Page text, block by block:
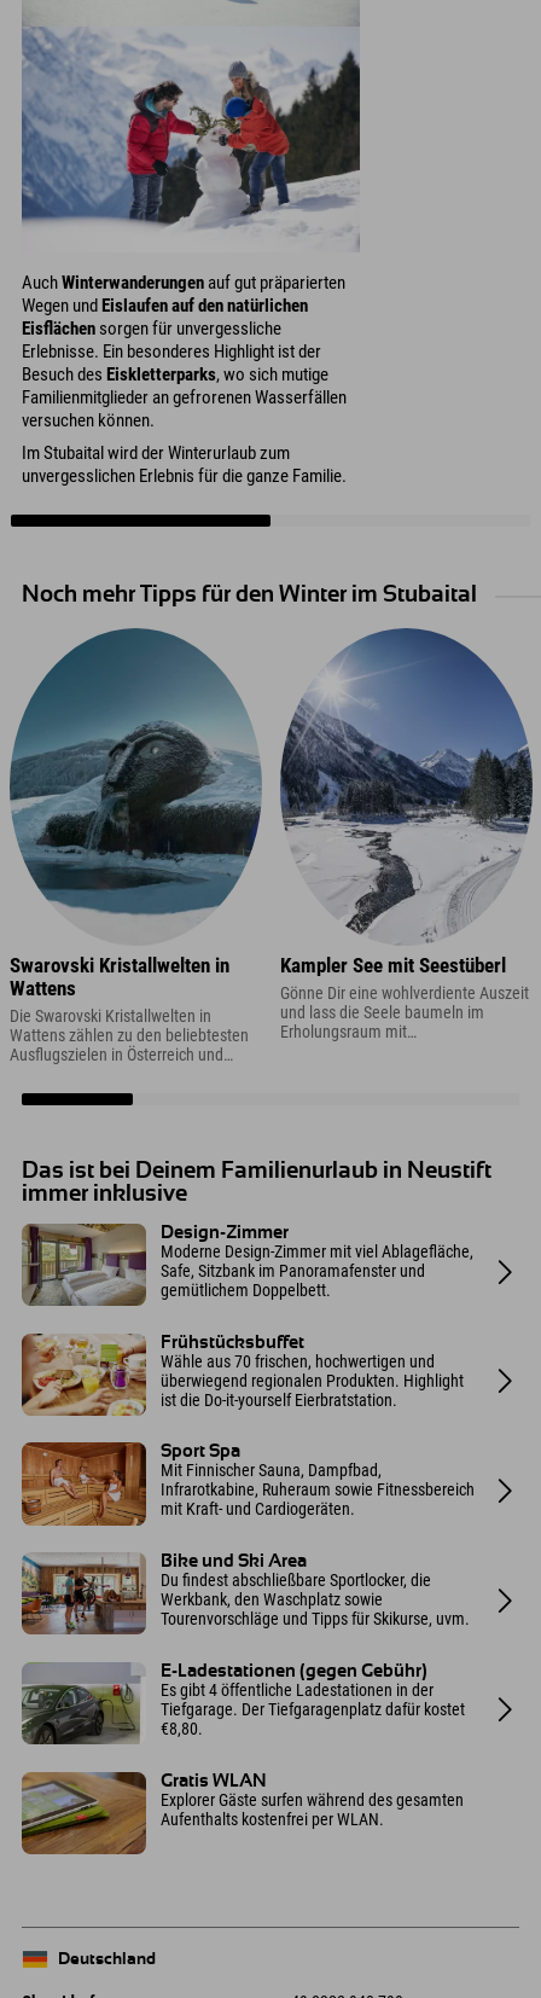
AuchWinterwanderungen auf gut präparierten
Wegen undEislaufen auf den natürlichen
Eisflächen sorgen für unvergessliche
Erlebnisse. Ein besonderes Highlight ist der
Besuch des Eiskletterparks, wo sich mutige
Familienmitglieder an gefrorenen Wasserfällen
versuchen können.
Im Stubaital wird der Winterurlaub zum
unvergesslichen Erlebnis für die ganze Familie.
Noch mehr Tipps für den Winter im Stubaital
Swarovski Kristallwelten in
Wattens
Die Swarovski Kristallwelten in
Wattens zählen zu den beliebtesten
Ausflugszielen in Österreich und
dem Programm stehen.
Kampler See mit Seestüberl
Gönne Dir eine wohlverdiente Auszeit
und lass die Seele baumeln im
Erholungsraum mit
Das ist bei Deinem Familienurlaub in Neustift
immer inklusive
Design-Zimmer
Moderne Design-Zimmer mit viel Ablagefläche,
Safe, Sitzbank im Panoramafenster und
gemütlichem Doppelbett.
Frühstücksbuffet
Wähle aus 70 frischen, hochwertigen und
überwiegend regionalen Produkten. Highlight
ist die Do-it-yourself Eierbratstation.
Sport Spa
Mit Finnischer Sauna, Dampfbad,
Infrarotkabine, Ruheraum sowie Fitnessbereich
mit Kraft- und Cardiogeräten.
Bike und Ski Area
Du findest abschließbare Sportlocker, die
Werkbank, den Waschplatz sowie
Tourenvorschläge und Tipps für Skikurse, uvm.
E-Ladestationen (gegen Gebühr)
Es gibt 4 öffentliche Ladestationen in der
Tiefgarage. Der Tiefgaragenplatz dafür kostet
€8,80.
Gratis WLAN
Explorer Gäste surfen während des gesamten
Aufenthalts kostenfrei per WLAN.
Deutschland